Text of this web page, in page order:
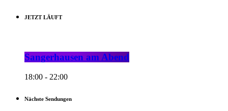
JETZT LÄUFT
Sangerhausen am Abend
18:00 - 22:00
Nächste Sendungen